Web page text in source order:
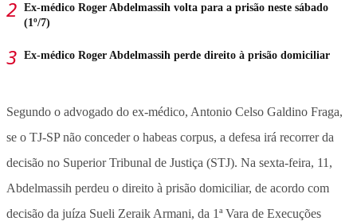
Ex-médico Roger Abdelmassih volta para a prisão neste sábado
(1º/7)
Ex-médico Roger Abdelmassih perde direito à prisão domiciliar
Segundo o advogado do ex-médico, Antonio Celso Galdino Fraga,
se o TJ-SP não conceder o habeas corpus, a defesa irá recorrer da
decisão no Superior Tribunal de Justiça (STJ). Na sexta-feira, 11,
Abdelmassih perdeu o direito à prisão domiciliar, de acordo com
decisão da juíza Sueli Zeraik Armani, da 1ª Vara de Execuções